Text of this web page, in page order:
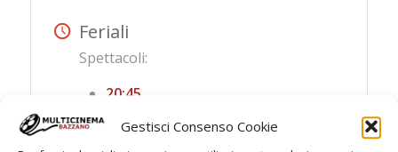
Gestisci Consenso Cookie
Feriali
Spettacoli:
20:45
Sabato